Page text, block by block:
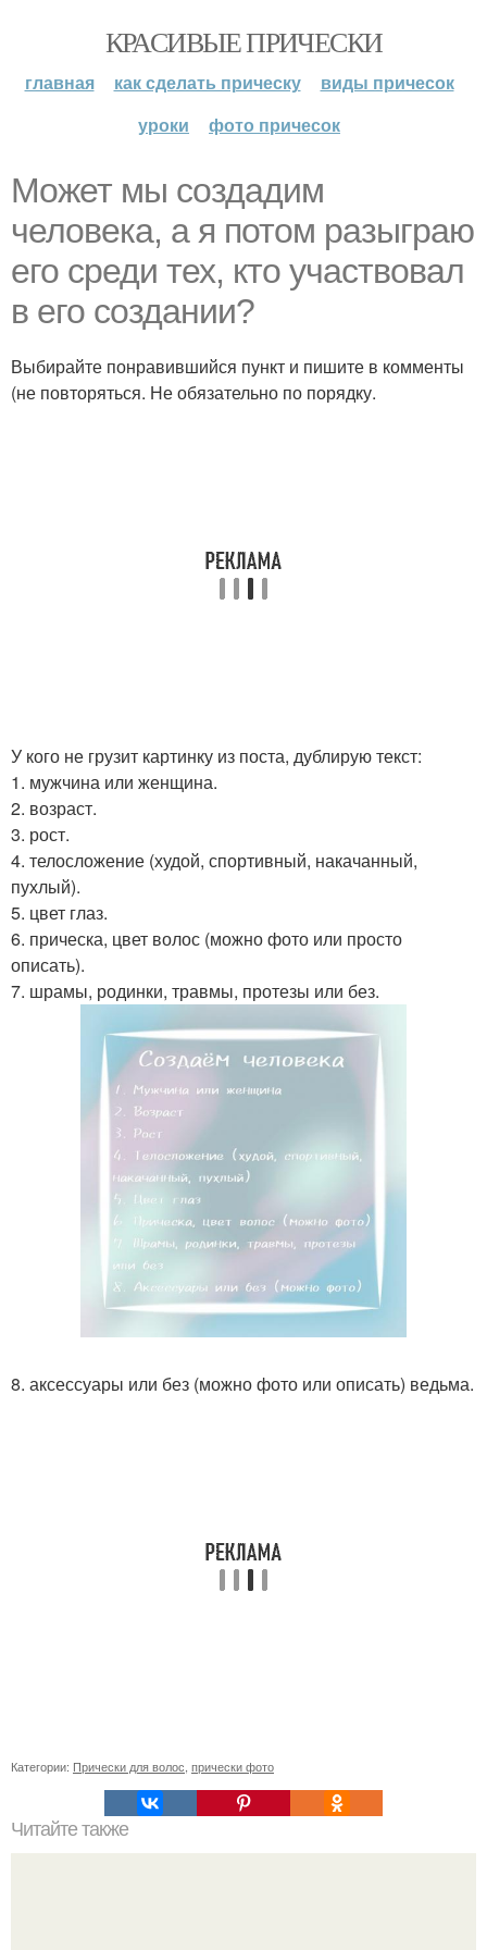
КРАСИВЫЕ ПРИЧЕСКИ
главная как сделать прическу
виды причесок
уроки
фото причесок
Может мы создадим
человека, а я потом разыграю
его среди тех, кто участвовал
в его создании?
Выбирайте понравившийся пункт и пишите в комменты
(не повторяться. Не обязательно по порядку.
У кого не грузит картинку из поста, дублирую текст:
1. мужчина или женщина.
2. возраст.
3. рост.
4. телосложение (худой, спортивный, накачанный,
пухлый).
5. цвет глаз.
6. прическа, цвет волос (можно фото или просто
описать).
7. шрамы, родинки, травмы, протезы или без.
8. аксессуары или без (можно фото или описать) ведьма.
Категории: Прически для волос прически фото
Читайте также